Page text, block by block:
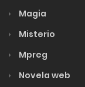
Magia
Misterio
Mpreg
Novela web